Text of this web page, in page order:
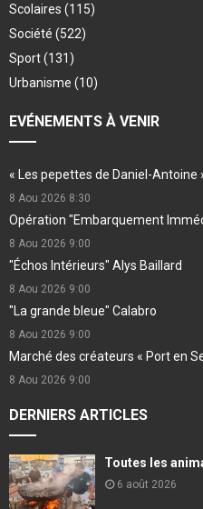
Scolaires (115)
Société (522)
Sport(131)
Urbanisme (10)
EVÉNEMENTS À VENIR
« Les pepettes de Daniel-Antoine
8 Aou 2026 8:30
Opération "Embarquement
8 Aou 2026 9:00
"Échos Intérieurs" Alys Baillard
8 Aou 2026 9:00
"La grande bleue" Calabro
8 Aou 2026 9:00
Marché des créateurs « Port en
8 Aou 2026 9:00
DERNIERS ARTICLES
Toutes les
6 août 2026